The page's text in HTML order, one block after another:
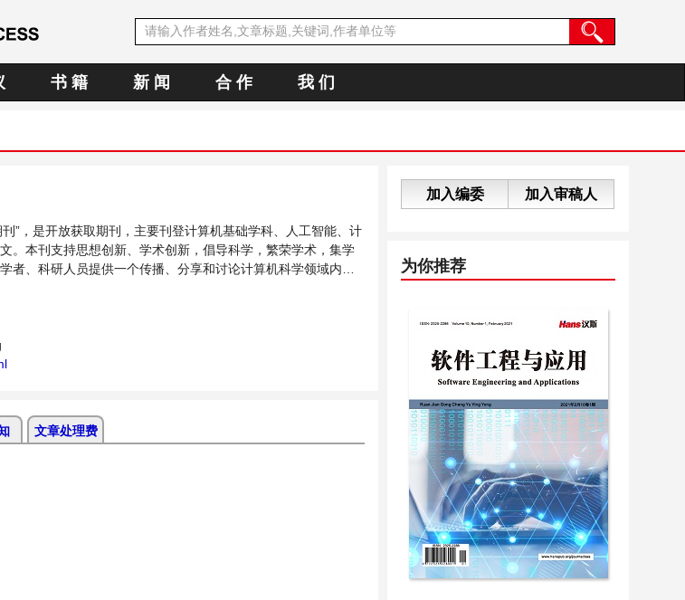
书 籍 新 闻 合 作 我 们
”，是开放获取期刊，主要刊登计算机基础学科、人工智能、计
。本刊支持思想创新、学术创新，倡导科学，繁荣学术，集学
、科研人员提供一个传播、分享和讨论计算机科学领域内不
文章处理费
加入编委 加入审稿人
为你推荐